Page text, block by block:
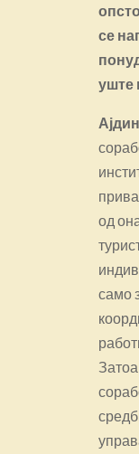
се
уште
од
само